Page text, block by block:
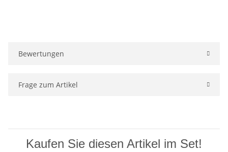
Bewertungen
Frage zum Artikel
Kaufen Sie diesen Artikel im Set!